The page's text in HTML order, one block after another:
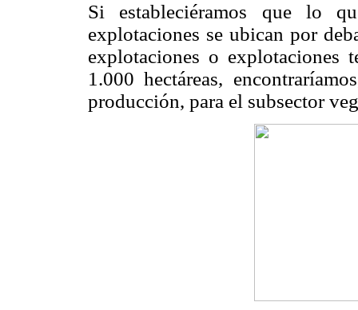
Si estableciéramos que lo
explotaciones se ubican por
explotaciones o explotaciones
1.000 hectáreas,
producción, para el subsector